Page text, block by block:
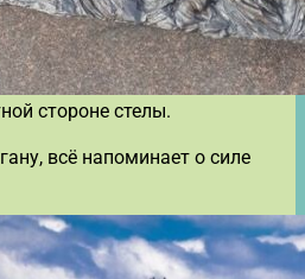
стороне стелы.
всё напоминает о силе